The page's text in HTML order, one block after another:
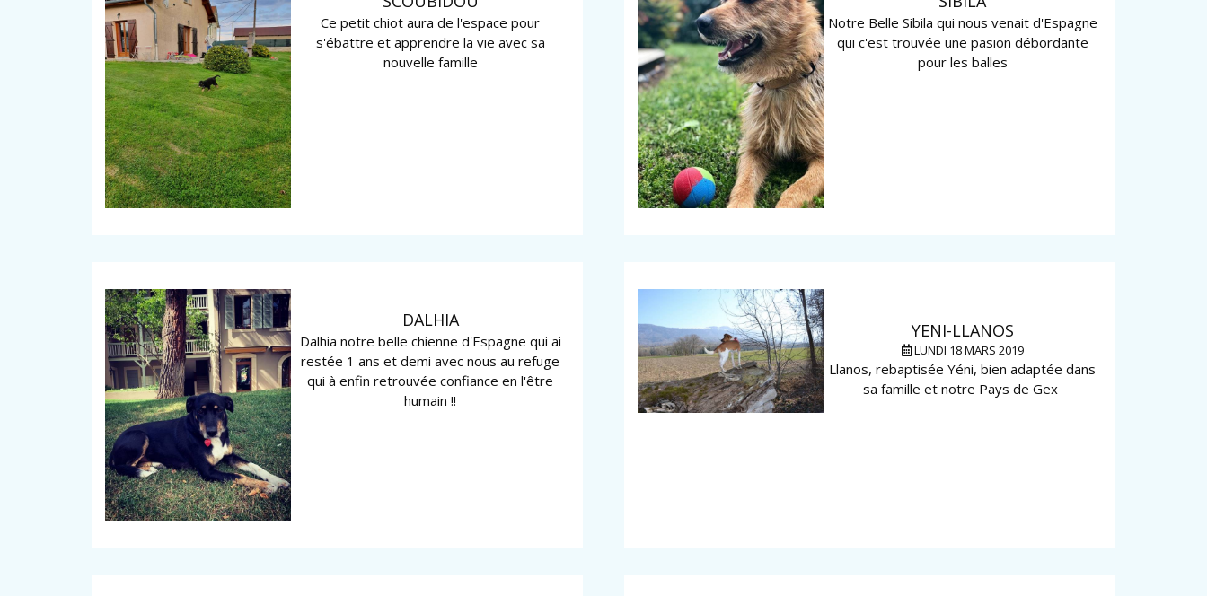
Ce petit chiot aura de l'espace pour
s'ébattre et apprendre la vie avec sa
nouvelle famille
Notre Belle Sibila qui nous venait d'Espagne
qui c'est trouvée une pasion débordante
pour les balles
DALHIA
Dalhia notre belle chienne d'Espagne qui ai
restée 1 ans et demi avec nous au refuge
qui à enfin retrouvée confiance en l'être
humain !!
YENI-LLANOS
LUNDI 18 MARS 2019
Llanos, rebaptisée Yéni, bien adaptée dans
sa famille et notre Pays de Gex